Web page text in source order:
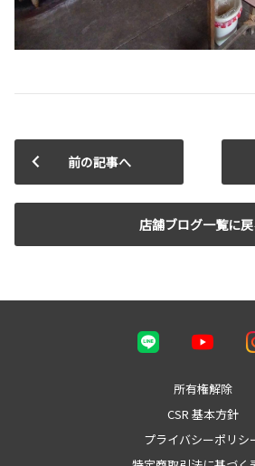
前の記事へ
店舗ブログ一覧に
所有権解除
CSR 基本方針
プライバシーポリシ